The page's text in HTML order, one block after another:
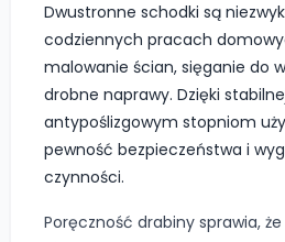
Dwustronne schodki są
codziennych pracach
malowanie ścian, sięganie do
drobne naprawy. Dzięki
antypoślizgowym stopniom
pewność bezpieczeństwa i
czynności.
Poręczność drabiny sprawia,